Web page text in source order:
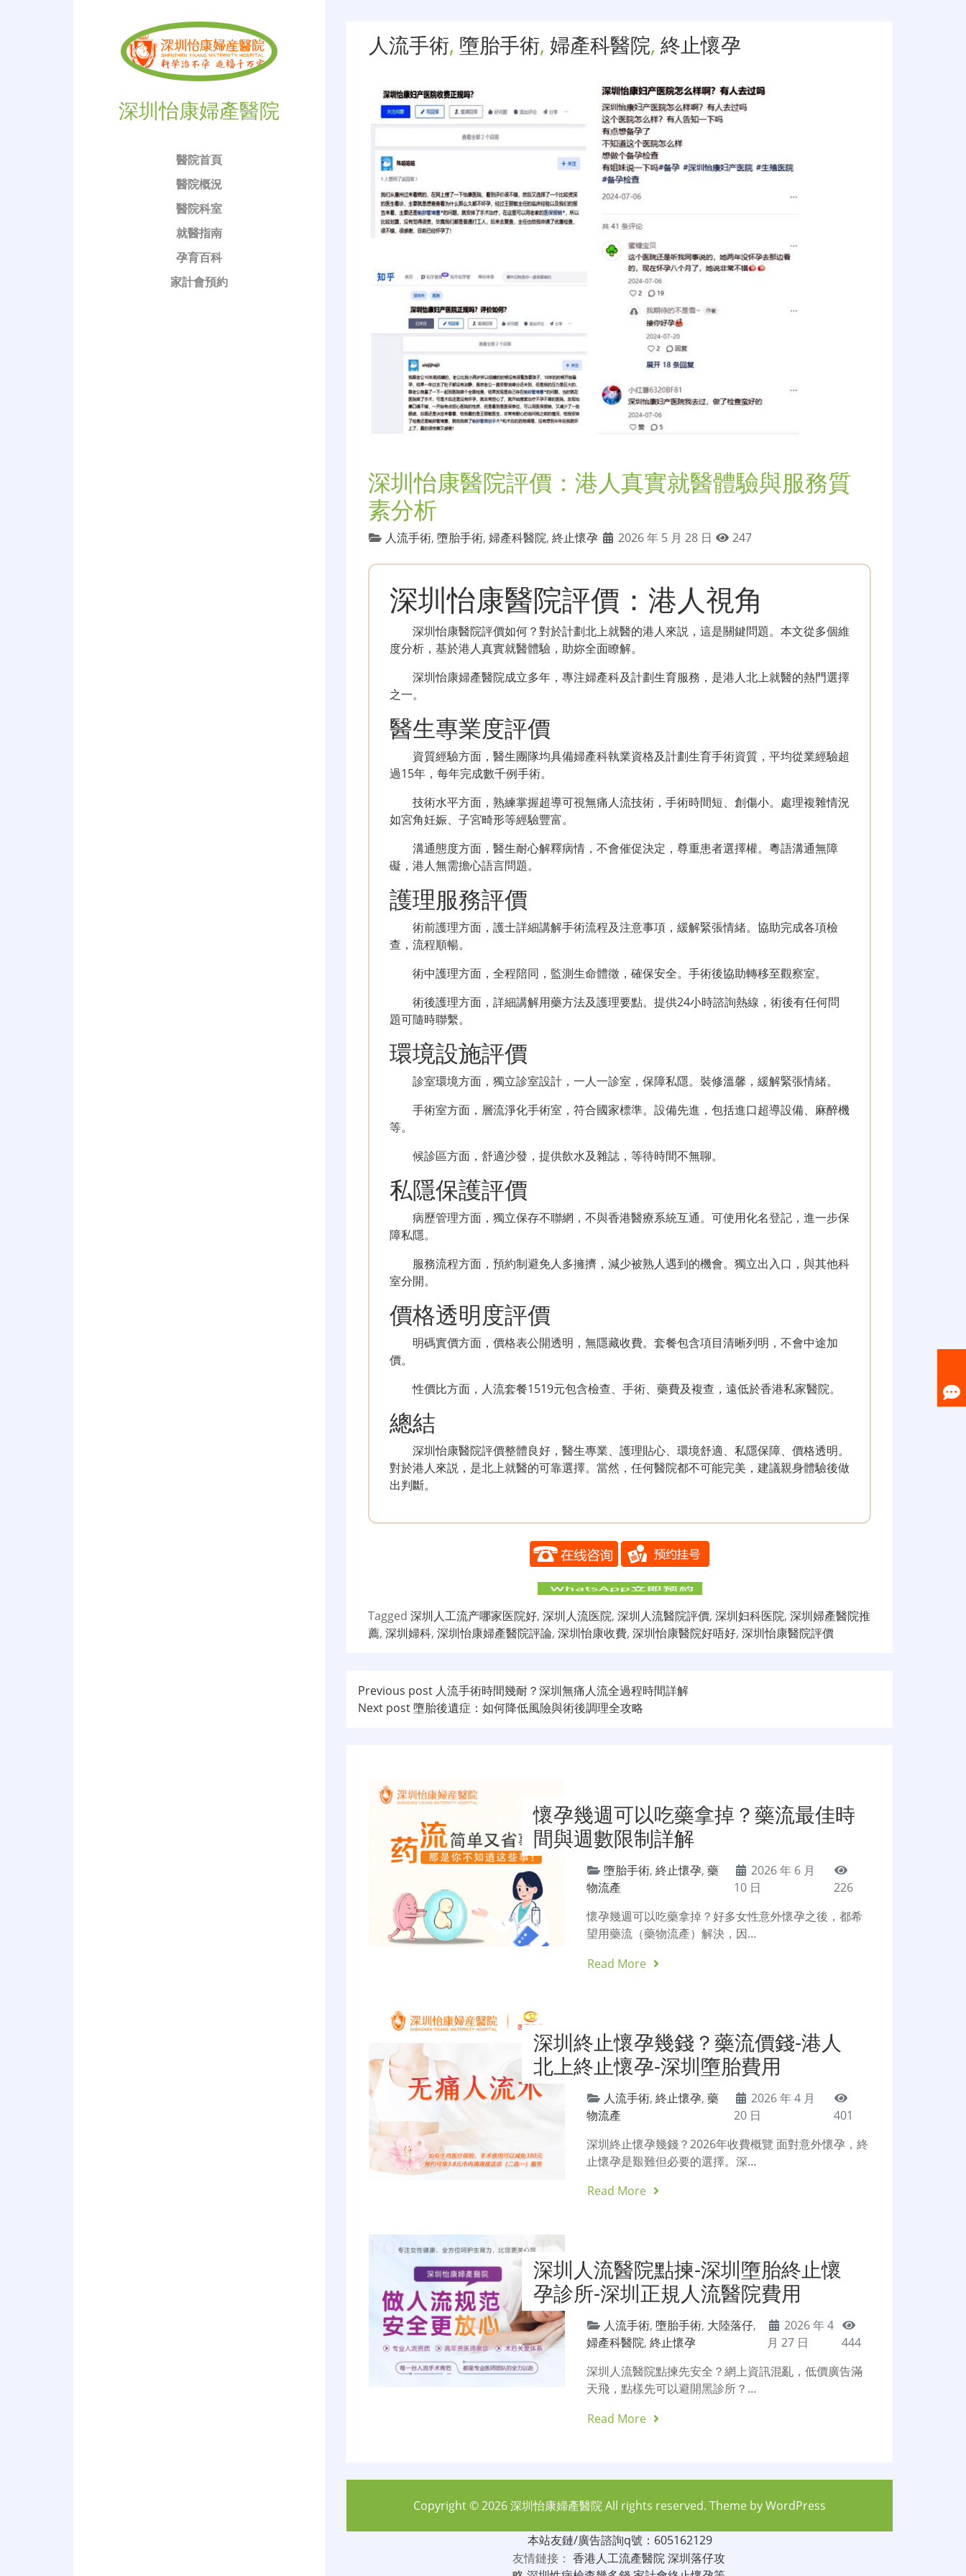
深圳怡康婦產醫院
醫院首頁
醫院概況
醫院科室
就醫指南
孕育百科
家計會預約
人流手術, 墮胎手術, 婦產科醫院, 終止懷孕
深圳怡康醫院評價：港人真實就醫體驗與服務質
素分析
人流手術, 墮胎手術, 婦產科醫院, 終止懷孕 2026 年 5 月 28 日 247
深圳怡康醫院評價：港人視角
深圳怡康醫院評價如何？對於計劃北上就醫的港人來説，這是關鍵問題。本文從多個維
度分析，基於港人真實就醫體驗，助妳全面瞭解。
深圳怡康婦產醫院成立多年，專注婦產科及計劃生育服務，是港人北上就醫的熱門選擇
之一。
醫生專業度評價
資質經驗方面，醫生團隊均具備婦產科執業資格及計劃生育手術資質，平均從業經驗超
過15年，每年完成數千例手術。
技術水平方面，熟練掌握超導可視無痛人流技術，手術時間短、創傷小。處理複雜情況
如宮角妊娠、子宮畸形等經驗豐富。
溝通態度方面，醫生耐心解釋病情，不會催促決定，尊重患者選擇權。粵語溝通無障
礙，港人無需擔心語言問題。
護理服務評價
術前護理方面，護士詳細講解手術流程及注意事項，緩解緊張情緒。協助完成各項檢
查，流程順暢。
術中護理方面，全程陪同，監測生命體徵，確保安全。手術後協助轉移至觀察室。
術後護理方面，詳細講解用藥方法及護理要點。提供24小時諮詢熱線，術後有任何問
題可隨時聯繫。
環境設施評價
診室環境方面，獨立診室設計，一人一診室，保障私隱。裝修溫馨，緩解緊張情緒。
手術室方面，層流淨化手術室，符合國家標準。設備先進，包括進口超導設備、麻醉機
等。
候診區方面，舒適沙發，提供飲水及雜誌，等待時間不無聊。
私隱保護評價
病歷管理方面，獨立保存不聯網，不與香港醫療系統互通。可使用化名登記，進一步保
障私隱。
服務流程方面，預約制避免人多擁擠，減少被熟人遇到的機會。獨立出入口，與其他科
室分開。
價格透明度評價
明碼實價方面，價格表公開透明，無隱藏收費。套餐包含項目清晰列明，不會中途加
價。
性價比方面，人流套餐1519元包含檢查、手術、藥費及複查，遠低於香港私家醫院。
總結
深圳怡康醫院評價整體良好，醫生專業、護理貼心、環境舒適、私隱保障、價格透明。
對於港人來説，是北上就醫的可靠選擇。當然，任何醫院都不可能完美，建議親身體驗後做
出判斷。
Tagged 深圳人工流产哪家医院好, 深圳人流医院, 深圳人流醫院評價, 深圳妇科医院, 深圳婦產醫院推
薦, 深圳婦科, 深圳怡康婦產醫院評論, 深圳怡康收費, 深圳怡康醫院好唔好, 深圳怡康醫院評價
文
章
Previous post 人流手術時間幾耐？深圳無痛人流全過程時間詳解
Next post墮胎後遺症：如何降低風險與術後調理全攻略
懷孕幾週可以吃藥拿掉？藥流最佳時
間與週數限制詳解
墮胎手術,終止懷孕,藥
物流產
2026 年 6 月
10 日
226
懷孕幾週可以吃藥拿掉？好多女性意外懷孕之後，都希
望用藥流（藥物流產）解決，因…
Read More
深圳終止懷孕幾錢？藥流價錢-港人
北上終止懷孕-深圳墮胎費用
人流手術,終止懷孕,藥
物流產
2026 年 4 月
20 日
401
深圳終止懷孕幾錢？2026年收費概覽 面對意外懷孕，終
止懷孕是艱難但必要的選擇。深…
Read More
深圳人流醫院點揀-深圳墮胎終止懷
孕診所-深圳正規人流醫院費用
人流手術,墮胎手術, 大陸落仔,
婦產科醫院,終止懷孕
2026 年 4
月 27 日
444
深圳人流醫院點揀先安全？網上資訊混亂，低價廣告滿
天飛，點樣先可以避開黑診所？…
Read More
Copyright © 2026深圳怡康婦產醫院All rights reserved. Theme byWordPress
本站友鏈/廣告諮詢q號：605162129
友情鏈接： 香港人工流產醫院深圳落仔攻